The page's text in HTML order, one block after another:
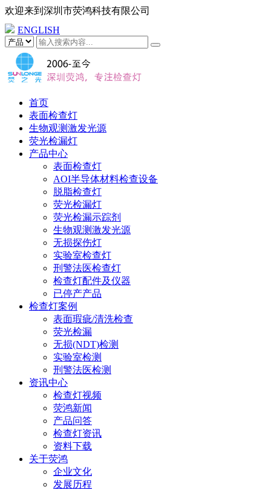
欢迎来到 深圳市荧鸿科技有限公司
ENGLISH
首页
表面检查灯
生物观测激发光源
荧光检漏灯
产品中心
表面检查灯
AOI半导体材料检查设备
脱脂检查灯
荧光检漏灯
荧光检漏示踪剂
生物观测激发光源
无损探伤灯
实验室检查灯
刑警法医检查灯
检查灯配件及仪器
已停产产品
检查灯案例
表面瑕疵/清洗检查
荧光检漏
无损(NDT)检测
实验室检测
刑警法医检测
资讯中心
检查灯视频
荧鸿新闻
产品问答
检查灯资讯
资料下载
关于荧鸿
企业文化
发展历程